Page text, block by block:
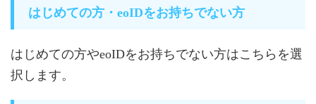
はじめての方・eoIDをお持ちでない方
はじめての方やeoIDをお持ちでない方はこちらを選
択します。